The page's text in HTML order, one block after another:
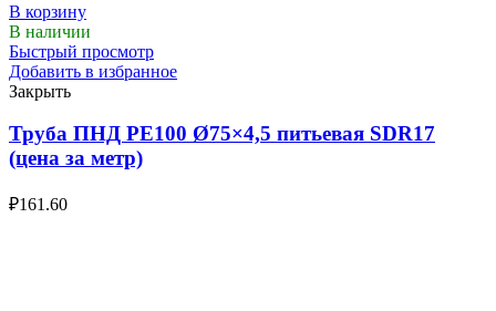
В корзину
В наличии
Быстрый просмотр
Добавить в избранное
Закрыть
Труба ПНД РЕ100 Ø75×4,5 питьевая SDR17
(цена за метр)
₽161.60